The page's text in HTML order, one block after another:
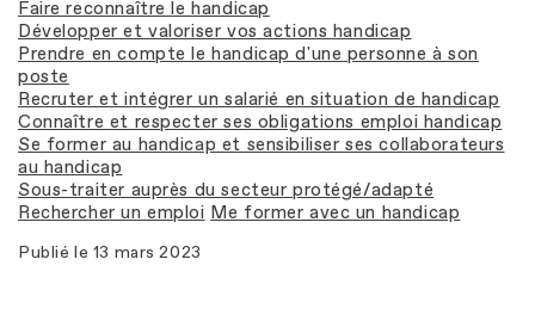
Faire reconnaître le handicap
Développer et valoriser vos actions handicap
Prendre en compte le handicap d'une personne à son
poste
Recruter et intégrer un salarié en situation de handicap
Connaître et respecter ses obligations emploi handicap
Se former au handicap et sensibiliser ses collaborateurs
au handicap
Sous-traiter auprès du secteur protégé/adapté
Rechercher un emploi Me former avec un handicap
Publié le 13 mars 2023